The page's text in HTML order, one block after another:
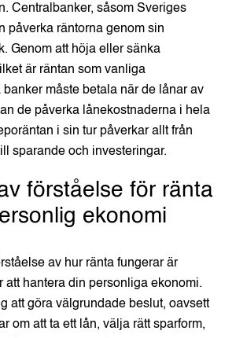
Centralbanker, såsom Sveriges
påverka räntorna genom sin
Genom att höja eller sänka
är räntan som vanliga
banker måste betala när de lånar av
de påverka lånekostnaderna i hela
i sin tur påverkar allt från
sparande och investeringar.
förståelse för ränta
ekonomi
av hur ränta fungerar är
att hantera din personliga ekonomi.
att göra välgrundade beslut, oavsett
om att ta ett lån, välja rätt sparform,